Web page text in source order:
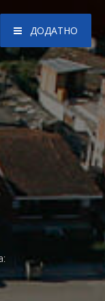
ДОДАТНО